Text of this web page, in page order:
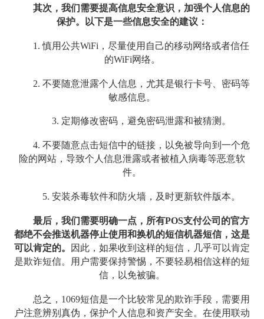
其次，我们需要提高信息安全意识，加强个人信息的
保护。以下是一些信息安全的建议：
1. 慎用公共WiFi，尽量使用自己的移动网络或者信任
的WiFi网络。
2. 不要随意泄露个人信息，尤其是银行卡号、密码等
敏感信息。
3. 定期修改密码，避免密码泄露和被猜测。
4. 不要随意点击短信中的链接，以免被导向到一个危
险的网站，导致个人信息泄露或者被植入病毒等恶意软
件。
5. 安装杀毒软件和防火墙，及时更新软件版本。
最后，我们需要明确一点，所有POS支付公司的官方
都绝不会推送机器停止使用和换机的短信机器短信，这是
可以肯定的。
因此，如果收到这样的短信，几乎可以肯定
是欺诈短信。用户需要保持警惕，不要轻易相信这样的短
信，以免被骗。
总之，1069短信是一个比较常见的欺诈手段，需要用
户注意辨别真伪，保护个人信息和资产安全。在使用联动